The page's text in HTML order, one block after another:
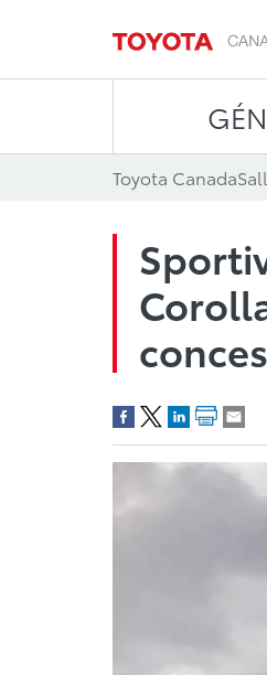
Toyota Canada